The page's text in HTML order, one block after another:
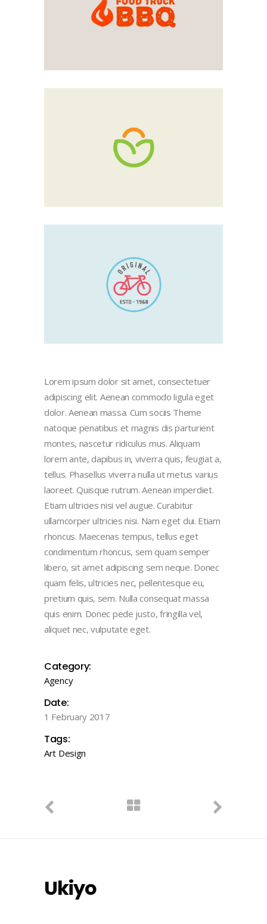
Lorem ipsum dolor sit amet, consectetuer
adipiscing elit. Aenean commodo ligula eget
dolor. Aenean massa. Cum sociis Theme
natoque penatibus et magnis dis parturient
montes, nascetur ridiculus mus. Aliquam
lorem ante, dapibus in, viverra quis, feugiat a,
tellus. Phasellus viverra nulla ut metus varius
laoreet. Quisque rutrum. Aenean imperdiet.
Etiam ultricies nisi vel augue. Curabitur
ullamcorper ultricies nisi. Nam eget dui. Etiam
rhoncus. Maecenas tempus, tellus eget
condimentum rhoncus, sem quam semper
libero, sit amet adipiscing sem neque. Donec
quam felis, ultricies nec, pellentesque eu,
pretium quis, sem. Nulla consequat massa
quis enim. Donec pede justo, fringilla vel,
aliquet nec, vulputate eget.
Category:
Agency
Date:
1 February 2017
Tags:
Art Design
Ukiyo